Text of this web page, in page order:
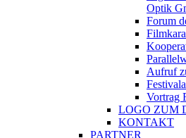
Optik
Forum
Aufruf
Vortrag
LOGO ZUM
KONTAKT
PARTNER